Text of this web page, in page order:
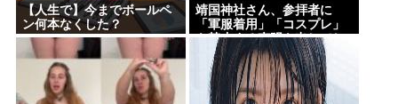
【人生で】今までボールペ
ン何本なくした？
靖国神社さん、参拝者に
「軍服着用」「コスプレ」
を禁止する声明を出してし
まうwww